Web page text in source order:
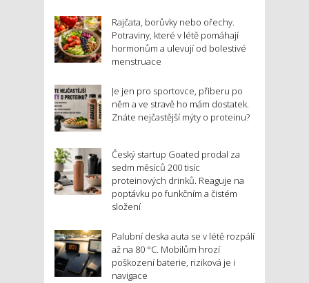
Rajčata, borůvky nebo ořechy.
Potraviny, které v létě pomáhají
hormonům a ulevují od bolestivé
menstruace
Je jen pro sportovce, přiberu po
něm a ve stravě ho mám dostatek.
Znáte nejčastější mýty o proteinu?
Český startup Goated prodal za
sedm měsíců 200 tisíc
proteinových drinků. Reaguje na
poptávku po funkčním a čistém
složení
Palubní deska auta se v létě rozpálí
až na 80 °C. Mobilům hrozí
poškození baterie, riziková je i
navigace